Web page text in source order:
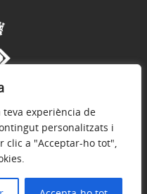
experiència de
personalitzats i
clic a "Acceptar-ho tot",